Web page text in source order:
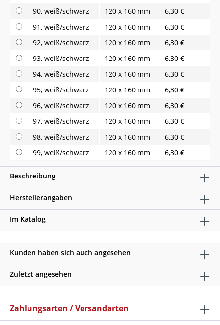
90, weiß/schwarz
120 x 160 mm
6,30 €
91, weiß/schwarz
120 x 160 mm
6,30 €
92, weiß/schwarz
120 x 160 mm
6,30 €
93, weiß/schwarz
120 x 160 mm
6,30 €
94, weiß/schwarz
120 x 160 mm
6,30 €
95, weiß/schwarz
120 x 160 mm
6,30 €
96, weiß/schwarz
120 x 160 mm
6,30 €
97, weiß/schwarz
120 x 160 mm
6,30 €
98, weiß/schwarz
120 x 160 mm
6,30 €
99, weiß/schwarz
120 x 160 mm 6,30 €
Beschreibung
Herstellerangaben
Im Katalog
Kunden haben sich auch angesehen
Zuletzt angesehen
Zahlungsarten / Versandarten